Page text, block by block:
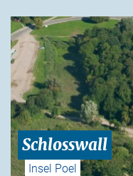
Schlosswall
Insel Poel